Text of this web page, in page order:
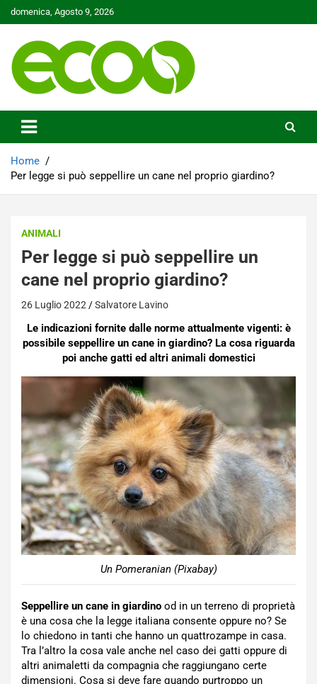
Skip
to
domenica, Agosto 9, 2026
Ecoo.it
Home
Per legge si può seppellire un cane nel proprio giardino?
ANIMALI
Per legge si può seppellire un
cane nel proprio giardino?
26 Luglio 2022 Salvatore Lavino
Le indicazioni fornite dalle norme attualmente vigenti: è
possibile seppellire un cane in giardino? La cosa riguarda
poi anche gatti ed altri animali domestici
Un Pomeranian (Pixabay)
Seppellire un cane in giardino od in un terreno di proprietà
è una cosa che la legge italiana consente oppure no? Se
lo chiedono in tanti che hanno un quattrozampe in casa.
Tra l’altro la cosa vale anche nel caso dei gatti oppure di
altri animaletti da compagnia che raggiungano certe
dimensioni. Cosa si deve fare quando purtroppo un